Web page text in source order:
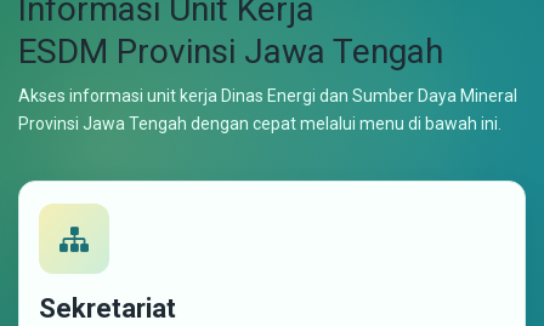
Informasi Unit Kerja
ESDM Provinsi Jawa Tengah
Akses informasi unit kerja Dinas Energi dan Sumber Daya Mineral
Provinsi Jawa Tengah dengan cepat melalui menu di bawah ini.
Sekretariat